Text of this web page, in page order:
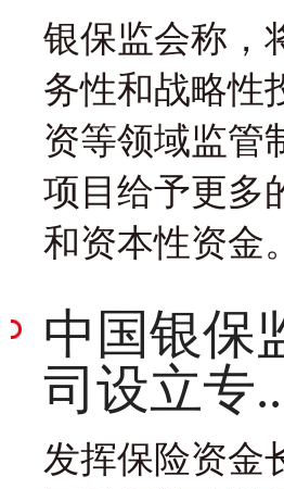
银保监会称，
务性和战略性
资等领域监管
项目给予更多
和资本性资金。
中国银保
司设立专
发挥保险资金